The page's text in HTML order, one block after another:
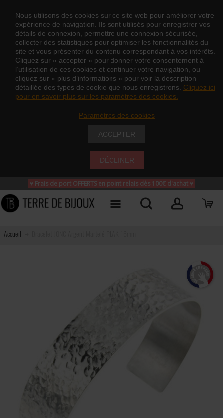
Nous utilisons des cookies sur ce site web pour améliorer votre
expérience de navigation. Ils sont utilisés pour enregistrer vos
détails de connexion, permettre une connexion sécurisée,
collecter des statistiques pour optimiser les fonctionnalités du
site et vous présenter du contenu correspondant à vos intérêts.
Cliquez sur « accepter » pour donner votre consentement à
l’utilisation de ces cookies et continuer votre navigation, ou
cliquez sur « plus d’informations » pour voir la description
détaillée des types de cookie que nous enregistrons. Cliquez ici
pour en savoir plus sur les paramètres des cookies.
Paramètres des cookies
ACCEPTER
DÉCLINER
♥ Frais de port OFFERTS en point relais dès 100€ d'achat ♥
Accueil